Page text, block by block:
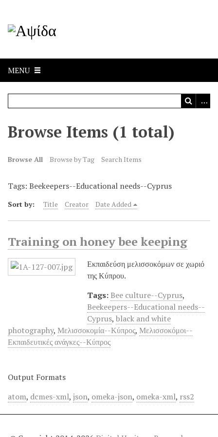
MENU
Browse Items (1 total)
Browse All Browse by Tag Search Items
Tags: Beekeepers--Educational needs--Cyprus
Sort by: Title Creator Date Added
Training on honey bee keeping
Εκπαιδεύση μελισσοκόμων σε χωριό
της Κύπρου.
Tags: Bee culture--Cyprus,
Beekeepers--Educational needs--
Cyprus, black and white
photography, Μελισσοκομία--Κύπρος, Μελισσοκόμοι--
Εκπαιδευτικές ανάγκες--Κύπρος
Output Formats
atom, dcmes-xml, json, omeka-json, omeka-xml, rss2